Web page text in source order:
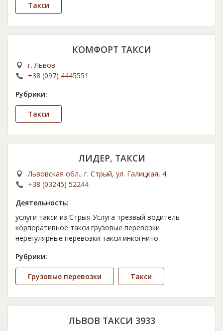
Такси
КОМФОРТ ТАКСИ
г. Львов
+38 (097) 4445551
Рубрики:
Такси
ЛИДЕР, ТАКСИ
Львовская обл., г. Стрый, ул. Галицкая, 4
+38 (03245) 52244
Деятельность:
услуги такси из Стрыя Услуга трезвый водитель
корпоративное такси грузовые перевозки
нерегулярные перевозки такси инкогнито
Рубрики:
Грузовые перевозки Такси
ЛЬВОВ ТАКСИ 3933